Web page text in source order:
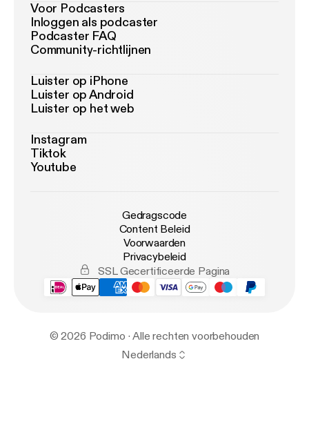
Voor Podcasters
Inloggen als podcaster
Podcaster FAQ
Community-richtlijnen
Luister op iPhone
Luister op Android
Luister op het web
Instagram
Tiktok
Youtube
Gedragscode
Content Beleid
Voorwaarden
Privacybeleid
SSL Gecertificeerde Pagina
© 2026 Podimo · Alle rechten voorbehouden
Nederlands